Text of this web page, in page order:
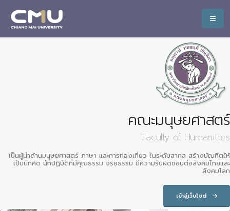
คณะมนุษยศาสตร์
Faculty of Humanities
เป็นผู้นำด้านมนุษยศาสตร์ ภาษา และการท่องเที่ยว ในระดับสากล สร้างบัณฑิตใ้ห้
เป็นนักคิด นักปฏิบัติที่มีคุณธรรม จริยธรรม มีความรับผิดชอบต่อสังคมไทยและ
สังคมโลก
เข้าสู่เว็บไซต์